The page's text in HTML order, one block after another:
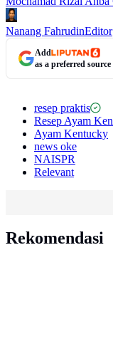
Nanang FahrudinEditor
Add
as a preferred source
resep praktis
Resep Ayam
Ayam Kentucky
news oke
NAISPR
Relevant
Rekomendasi